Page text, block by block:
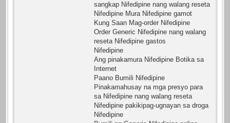
sangkap Nifedipine nang walang reseta
Nifedipine Mura Nifedipine gamot
Kung Saan Mag-order Nifedipine
Order Generic Nifedipine nang walang
reseta Nifedipine gastos
Nifedipine
Ang pinakamura Nifedipine Botika sa
Internet
Paano Bumili Nifedipine
Pinakamahusay na mga presyo para
sa Nifedipine nang walang reseta
Nifedipine pakikipag-ugnayan sa droga
Nifedipine